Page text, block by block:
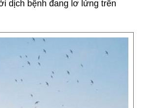
dịch bệnh đang lơ lửng trên